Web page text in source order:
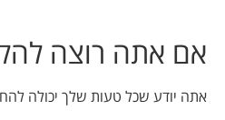
אם אתה רוצה
אתה יודע שכל טעות שלך יכולה